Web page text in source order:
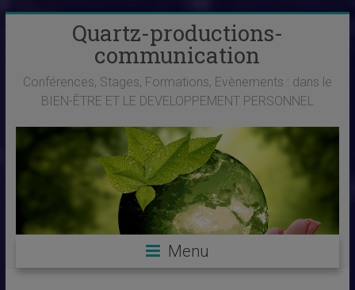
Quartz-productions-
communication
Conférences, Stages, Formations, Evènements : dans le
BIEN-ÊTRE ET LE DEVELOPPEMENT PERSONNEL
Menu